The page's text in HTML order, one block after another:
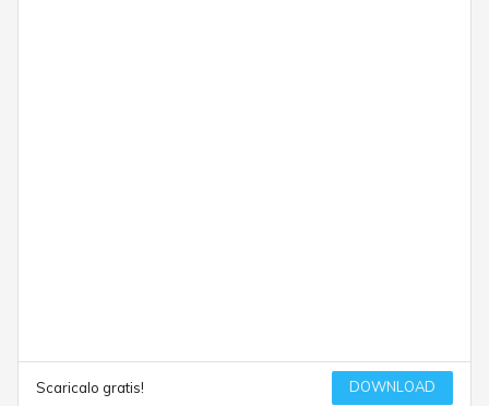
Scaricalo gratis! DOWNLOAD